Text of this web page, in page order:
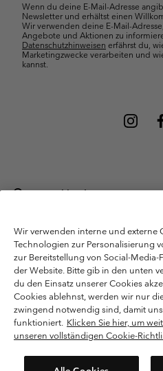
Wenn du deine E-Mail-Adresse
Newsletter und erhältst einen
Wir verwenden deine E-Mail-
Angebote und Aktionen zu
Datenschutzhinweisen erfährst du,
Marketingzwecke verarbeiten und
kannst.
Deutschland
München Deutschland. Alle Rechte
Nutzungsbedingungen
Allgemeine
Datenschutzerklärung
Bestimmungen und Bedingungen des
Nutzungsbedingungen Für
Cookies
Public CBCR
Kundenservice: Mo- Fr. 9:00 - 13:00 &
Wir verwenden interne und externe
Technologien zur Personalisierung
zur Bereitstellung von Social-
der Website. Bitte gib in den unten
du den Einsatz unserer Cookies
Cookies ablehnst, werden wir nur
zwingend notwendig sind, damit
funktioniert. Klicken Sie hier, um
unseren vollständigen Cookie-
Bitte wählen Sie Ihr
Online-